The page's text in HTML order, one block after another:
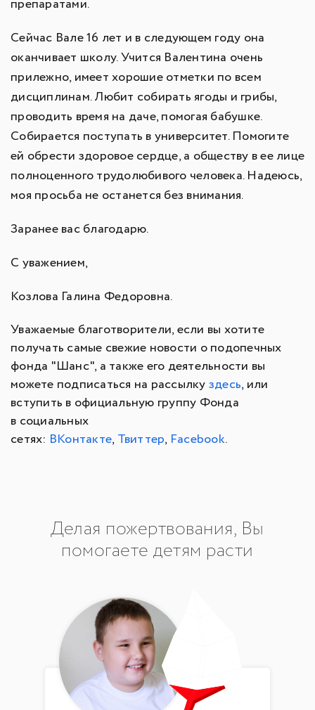
препаратами.
Сейчас Вале 16 лет и в следующем году она
оканчивает школу. Учится Валентина очень
прилежно, имеет хорошие отметки по всем
дисциплинам. Любит собирать ягоды и грибы,
проводить время на даче, помогая бабушке.
Собирается поступать в университет. Помогите
ей обрести здоровое сердце, а обществу в ее лице
полноценного трудолюбивого человека. Надеюсь,
моя просьба не останется без внимания.
Заранее вас благодарю.
С уважением,
Козлова Галина Федоровна.
Уважаемые благотворители, если вы хотите
получать самые свежие новости о подопечных
фонда "Шанс", а также его деятельности вы
можете подписаться на рассылкуздесь, или
вступить в официальную группу Фонда
в социальных
сетях: ВКонтакте,Твиттер, Facebook.
Делая пожертвования, Вы
помогаете детям расти